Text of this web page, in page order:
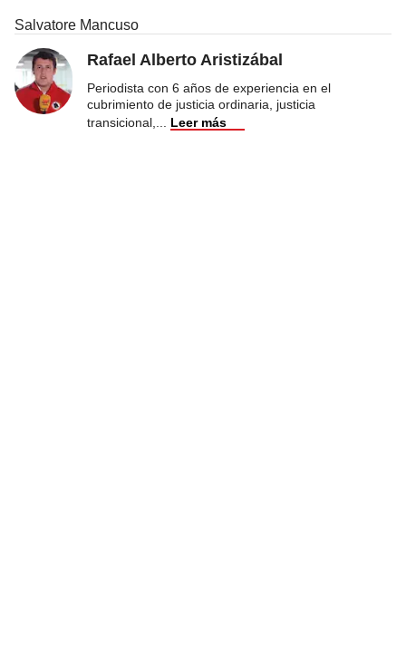
Salvatore Mancuso
Rafael Alberto Aristizábal
Periodista con 6 años de experiencia en el
cubrimiento de justicia ordinaria, justicia
transicional,
Leer más